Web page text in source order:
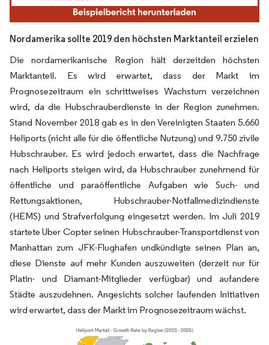
Nordamerika sollte 2019 den höchsten Marktanteil erzielen
Die nordamerikanische Region hält derzeitden höchsten
Marktanteil. Es wird erwartet, dass der Markt im
Prognosezeitraum ein schrittweises Wachstum verzeichnen
wird, da die Hubschrauberdienste in der Region zunehmen.
Stand November 2018 gab es in den Vereinigten Staaten 5.660
Heliports (nicht alle für die öffentliche Nutzung) und 9.750 zivile
Hubschrauber. Es wird jedoch erwartet, dass die Nachfrage
nach Heliports steigen wird, da Hubschrauber zunehmend für
öffentliche und paraöffentliche Aufgaben wie Such- und
Rettungsaktionen, Hubschrauber-Notfallmedizindienste
(HEMS) und Strafverfolgung eingesetzt werden. Im Juli 2019
startete Uber Copter seinen Hubschrauber-Transportdienst von
Manhattan zum JFK-Flughafen undkündigte seinen Plan an,
diese Dienste auf mehr Kunden auszuweiten (derzeit nur für
Platin- und Diamant-Mitglieder verfügbar) und aufandere
Städte auszudehnen. Angesichts solcher laufenden Initiativen
wird erwartet, dass der Markt im Prognosezeitraum wächst.